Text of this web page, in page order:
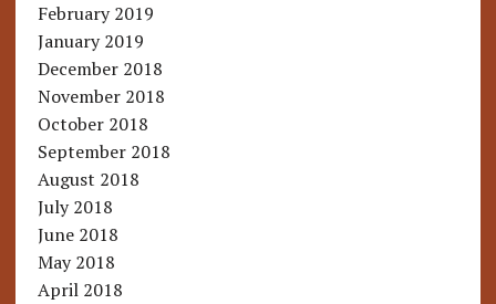
February 2019
January 2019
December 2018
November 2018
October 2018
September 2018
August 2018
July 2018
June 2018
May 2018
April 2018